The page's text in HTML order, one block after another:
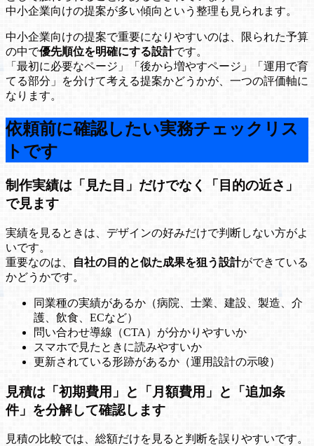
中小企業向けの提案が多い傾向という整理も見られます。
中小企業向けの提案で重要になりやすいのは、限られた予算
の中で優先順位を明確にする設計です。
「最初に必要なページ」「後から増やすページ」「運用で育
てる部分」を分けて考える提案かどうかが、一つの評価軸に
なります。
依頼前に確認したい実務チェックリス
トです
制作実績は「見た目」だけでなく「目的の近さ」
で見ます
実績を見るときは、デザインの好みだけで判断しない方がよ
いです。
重要なのは、
自社の目的と似た成果を狙う設計ができている
かどうかです。
同業種の実績があるか（病院、士業、建設、製造、介
護、飲食、ECなど）
問い合わせ導線（CTA）が分かりやすいか
スマホで見たときに読みやすいか
更新されている形跡があるか（運用設計の示唆）
見積は「初期費用」と「月額費用」と「追加条
件」を分解して確認します
見積の比較では、総額だけを見ると判断を誤りやすいです。